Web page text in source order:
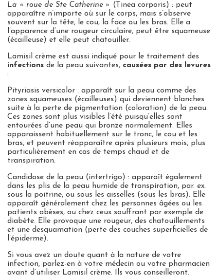
La « roue de Ste Catherine » (Tinea corporis) : peut
apparaître n’importe où sur le corps, mais s’observe
souvent sur la tête, le cou, la face ou les bras. Elle a
l’apparence d’une rougeur circulaire, peut être squameuse
(écailleuse) et elle peut chatouiller.
Lamisil crème est aussi indiqué pour le traitement des
infections de la peau suivantes, causées par des levures
:
Pityriasis versicolor : apparaît sur la peau comme des
zones squameuses (écailleuses) qui deviennent blanches
suite à la perte de pigmentation (coloration) de la peau.
Ces zones sont plus visibles l’été puisqu’elles sont
entourées d’une peau qui bronze normalement. Elles
apparaissent habituellement sur le tronc, le cou et les
bras, et peuvent réapparaître après plusieurs mois, plus
particulièrement en cas de temps chaud et de
transpiration.
Candidose de la peau (intertrigo) : apparaît également
dans les plis de la peau humide de transpiration, par. ex.
sous la poitrine, ou sous les aisselles (sous les bras). Elle
apparaît généralement chez les personnes âgées ou les
patients obèses, ou chez ceux souffrant par exemple de
diabète. Elle provoque une rougeur, des chatouillements
et une desquamation (perte des couches superficielles de
l’épiderme).
Si vous avez un doute quant à la nature de votre
infection, parlez-en à votre médecin ou votre pharmacien
avant d’utiliser Lamisil crème. Ils vous conseilleront.